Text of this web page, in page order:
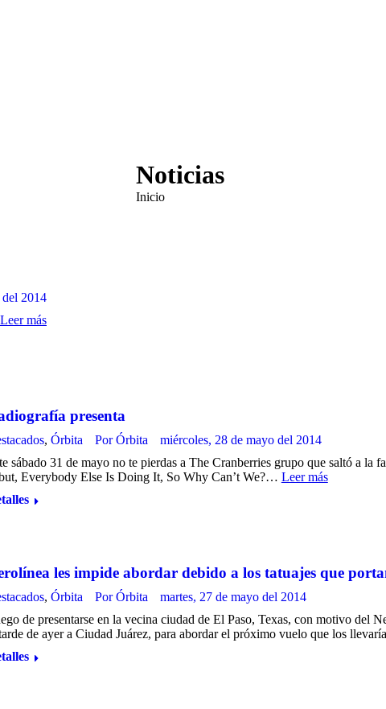
Noticias
Estás aquí:
Inicio
2014
Leer más
presenta
, Órbita PorÓrbita
miércoles, 28 de mayo del 2014
sábado 31 de mayo no te pierdas a The Cranberries grupo que saltó a la
Everybody Else Is Doing It, So Why Can’t We?… Leer más
les impide abordar debido a los tatuajes que
, Órbita PorÓrbita
martes, 27 de mayo del 2014
de presentarse en la vecina ciudad de El Paso, Texas, con motivo del
de ayer a Ciudad Juárez, para abordar el próximo vuelo que los